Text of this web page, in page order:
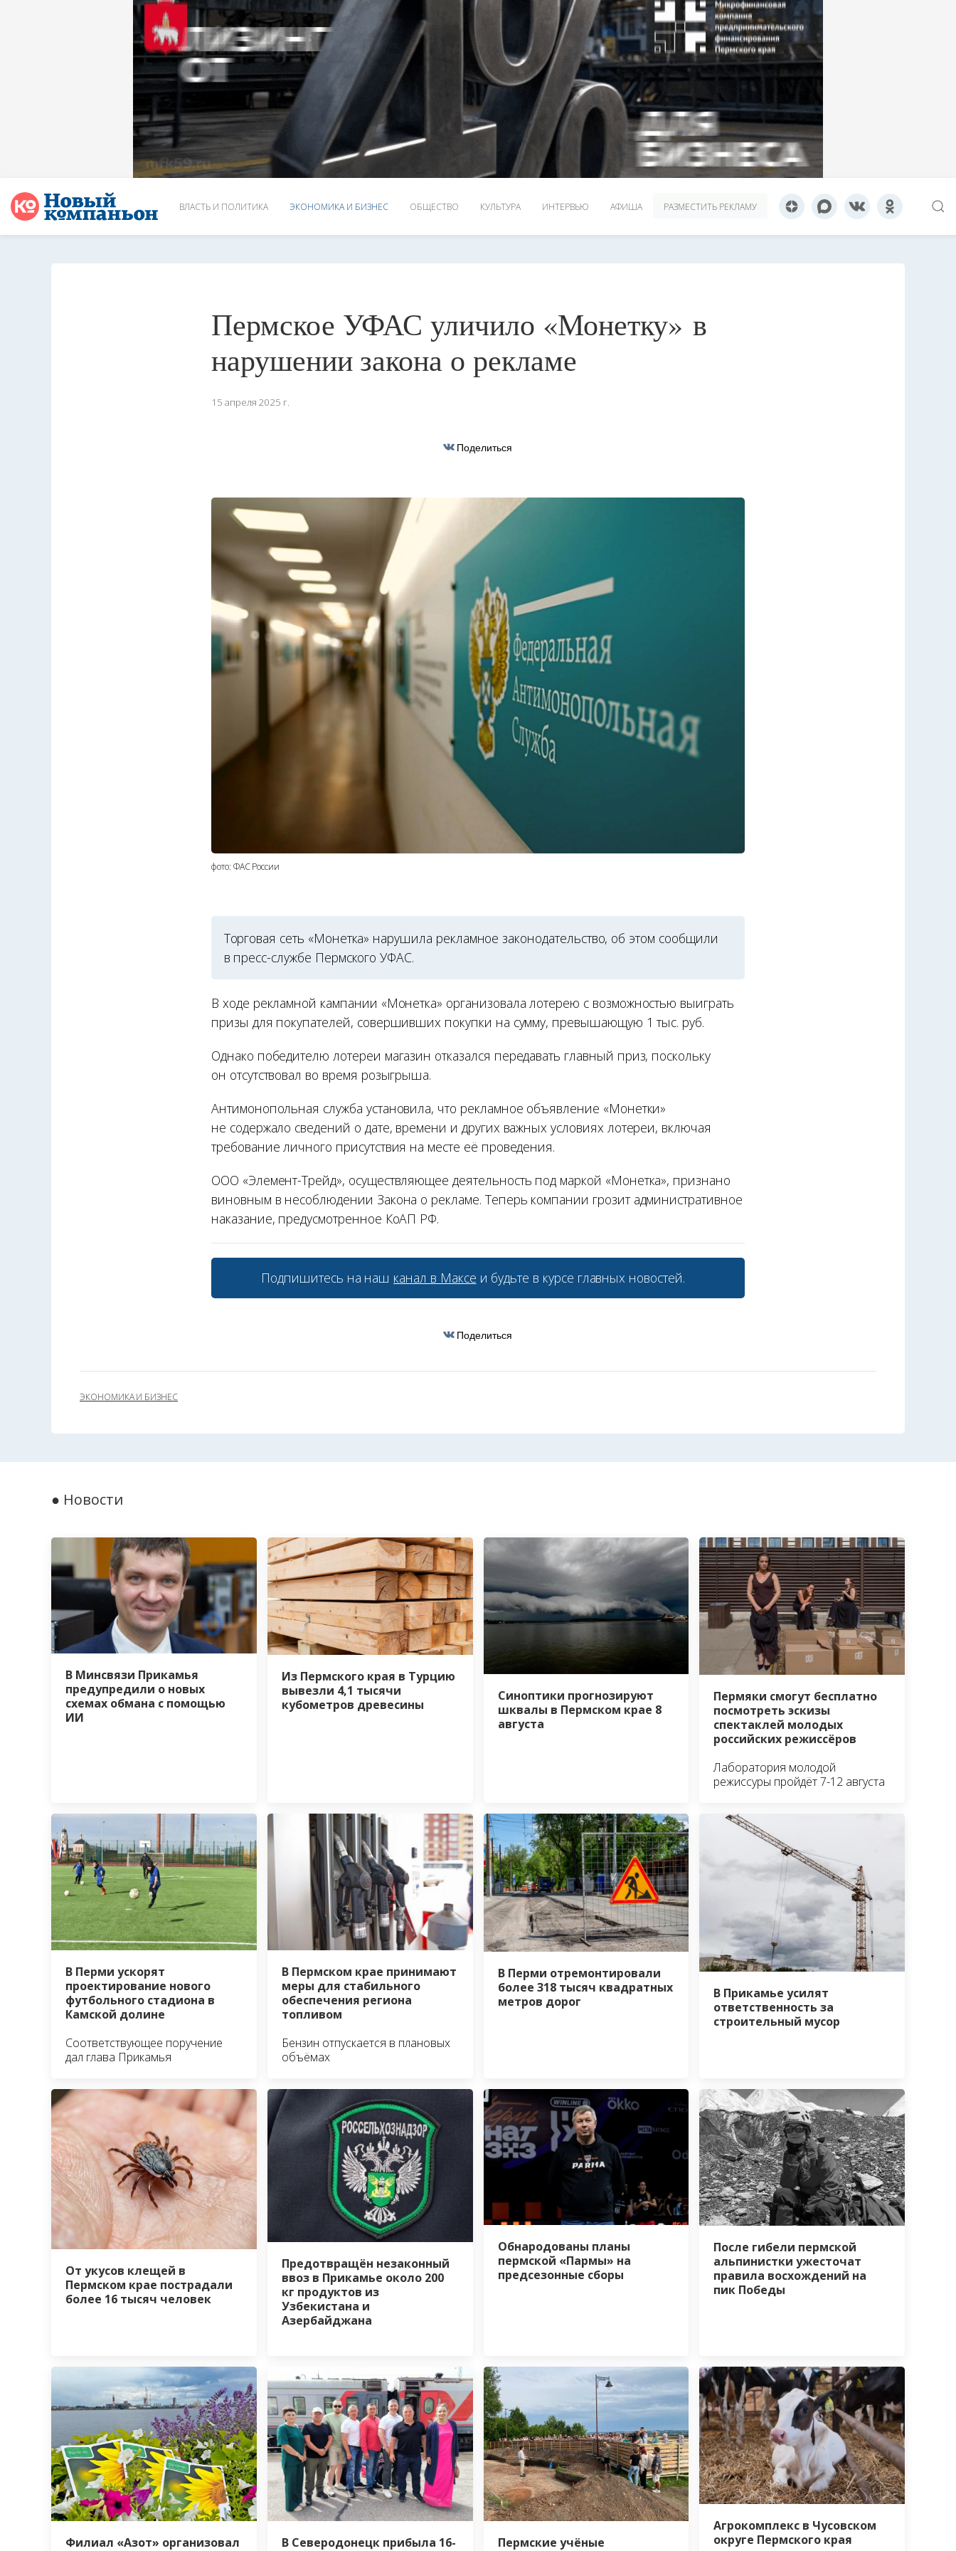
ВЛАСТЬ И ПОЛИТИКА ЭКОНОМИКА И БИЗНЕС ОБЩЕСТВО КУЛЬТУРА ИНТЕРВЬЮ АФИША РАЗМЕСТИТЬ РЕКЛАМУ
Пермское УФАС уличило «Монетку» в
нарушении закона о рекламе
15 апреля 2025 г.
Поделиться
фото: ФАС России
Торговая сеть «Монетка» нарушила рекламное законодательство, об этом сообщили
в пресс-службе Пермского УФАС.
В ходе рекламной кампании «Монетка» организовала лотерею с возможностью выиграть
призы для покупателей, совершивших покупки на сумму, превышающую 1 тыс. руб.
Однако победителю лотереи магазин отказался передавать главный приз, поскольку
он отсутствовал во время розыгрыша.
Антимонопольная служба установила, что рекламное объявление «Монетки»
не содержало сведений о дате, времени и других важных условиях лотереи, включая
требование личного присутствия на месте её проведения.
ООО «Элемент-Трейд», осуществляющее деятельность под маркой «Монетка», признано
виновным в несоблюдении Закона о рекламе. Теперь компании грозит административное
наказание, предусмотренное КоАП РФ.
Подпишитесь на наш канал в Максе и будьте в курсе главных новостей.
Поделиться
ЭКОНОМИКА И БИЗНЕС
● Новости
В Минсвязи Прикамья
предупредили о новых
схемах обмана с помощью
ИИ
Из Пермского края в Турцию
вывезли 4,1 тысячи
кубометров древесины
Синоптики прогнозируют
шквалы в Пермском крае 8
августа
Пермяки смогут бесплатно
посмотреть эскизы
спектаклей молодых
российских режиссёров
Лаборатория молодой
режиссуры пройдёт 7-12 августа
В Перми ускорят
проектирование нового
футбольного стадиона в
Камской долине
Соответствующее поручение
дал глава Прикамья
В Пермском крае принимают
меры для стабильного
обеспечения региона
топливом
Бензин отпускается в плановых
объёмах
В Перми отремонтировали
более 318 тысяч квадратных
метров дорог
В Прикамье усилят
ответственность за
строительный мусор
От укусов клещей в
Пермском крае пострадали
более 16 тысяч человек
Предотвращён незаконный
ввоз в Прикамье около 200
кг продуктов из
Узбекистана и
Азербайджана
Обнародованы планы
пермской «Пармы» на
предсезонные сборы
После гибели пермской
альпинистки ужесточат
правила восхождений на
пик Победы
Филиал «Азот» организовал
В Северодонецк прибыла 16-
Пермские учёные
Агрокомплекс в Чусовском
округе Пермского края